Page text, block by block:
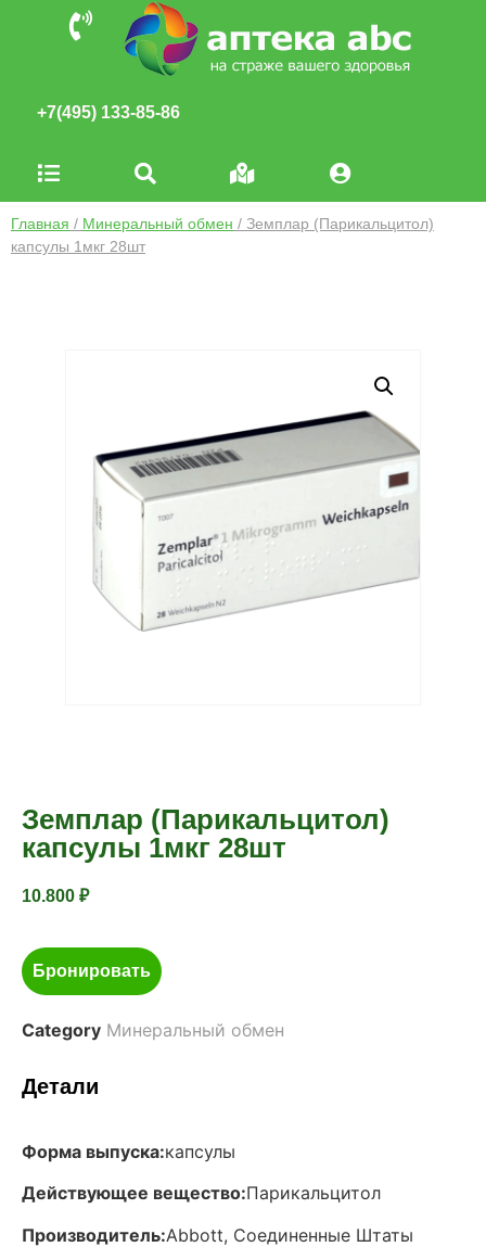
+7(495) 133-85-86
Главная / Минеральный обмен / Земплар (Парикальцитол)
капсулы 1мкг 28шт
Земплар (Парикальцитол)
капсулы 1мкг 28шт
10.800 ₽
Бронировать
Category Минеральный обмен
Детали
Форма выпуска:капсулы
Действующее вещество:Парикальцитол
Производитель:Abbott, Соединенные Штаты